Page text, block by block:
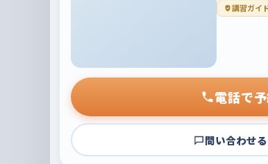
講習ガイ
電話で
問い合わせる